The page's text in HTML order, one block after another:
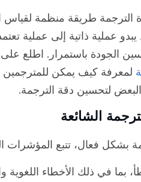
طريقة منظمة لقياس
عملية ذاتية إلى عملية
الجودة باستمرار. اطلع
لمعرفة كيف يمكن للمترجمين
لتحسين دقة الترجمة.
الشائعة
بشكل فعال، تتبع المؤشرات
بما في ذلك الأخطاء اللغوية